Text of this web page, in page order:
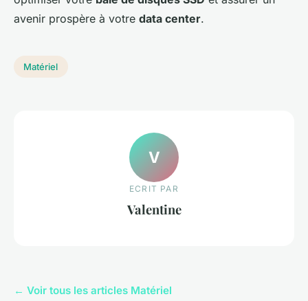
avenir prospère à votre data center.
Matériel
V
ECRIT PAR
Valentine
← Voir tous les articles Matériel